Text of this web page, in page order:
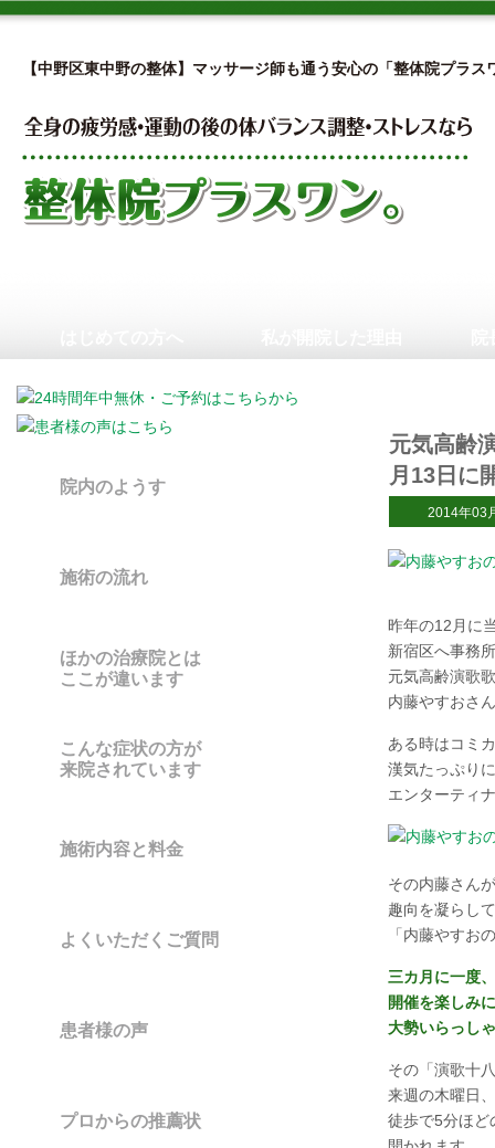
【中野区東中野の整体】マッサージ師も通う安心の「整体院プラス
元気高齢
月13日に
2014年03
昨年の12月に
新宿区へ事務
元気高齢演歌
内藤やすおさ
ある時はコミ
漢気たっぷり
エンターティ
その内藤さん
趣向を凝らし
「内藤やすお
三カ月に一度
開催を楽しみ
大勢いらっし
その「演歌十
来週の木曜日
徒歩で5分ほど
院内のようす
施術の流れ
ほかの治療院とは
ここが違います
こんな症状の方が
来院されています
施術内容と料金
よくいただくご質問
患者様の声
プロからの推薦状